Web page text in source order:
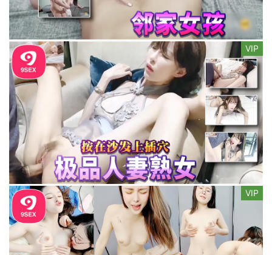
VIP
VIP